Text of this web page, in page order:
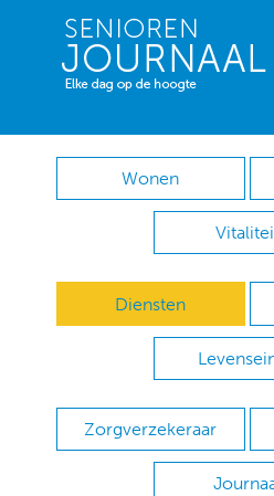
Wonen
Diensten
Zorgverzekeraar